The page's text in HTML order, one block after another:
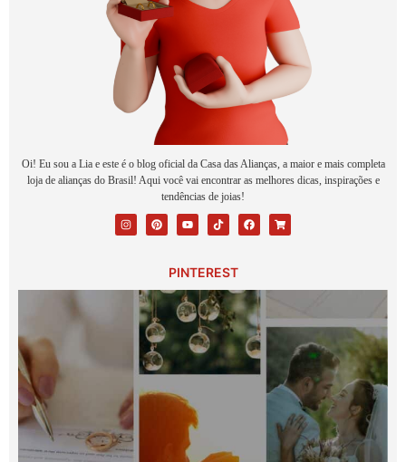
Oi! Eu sou a Lia e este é o blog oficial da Casa das Alianças, a maior e mais completa
loja de alianças do Brasil! Aqui você vai encontrar as melhores dicas, inspirações e
tendências de joias!
PINTEREST